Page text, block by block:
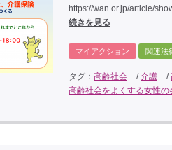
https://wan.or.jp/article/
続きを見る
マイアクション 関連法
タグ： 高齢社会 /介護 /
高齢社会をよくする女性の